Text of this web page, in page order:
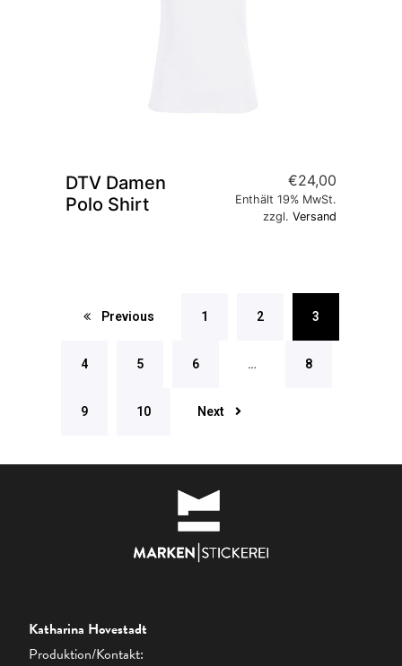
DTV Damen
Polo Shirt
€24,00
Enthält 19% MwSt.
zzgl.Versand
Previous 1 2 3
4 5 6 … 8
9 10 Next
Katharina Hovestadt
Produktion/Kontakt: